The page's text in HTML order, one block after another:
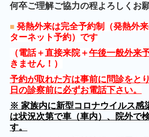
何卒ご理解ご協力の程よろしくお
■ 発熱外来は完全予約制（発熱外
ターネット予約） です
（電話 ＋直接来院＋午後一般外来
きません！）
予約が取れた方は事前に問診をと
日の診察前に必ずお電話下さい。
※ 家族内に新型コロナウイルス感
は状況次第で車（車内）、院外で
す。